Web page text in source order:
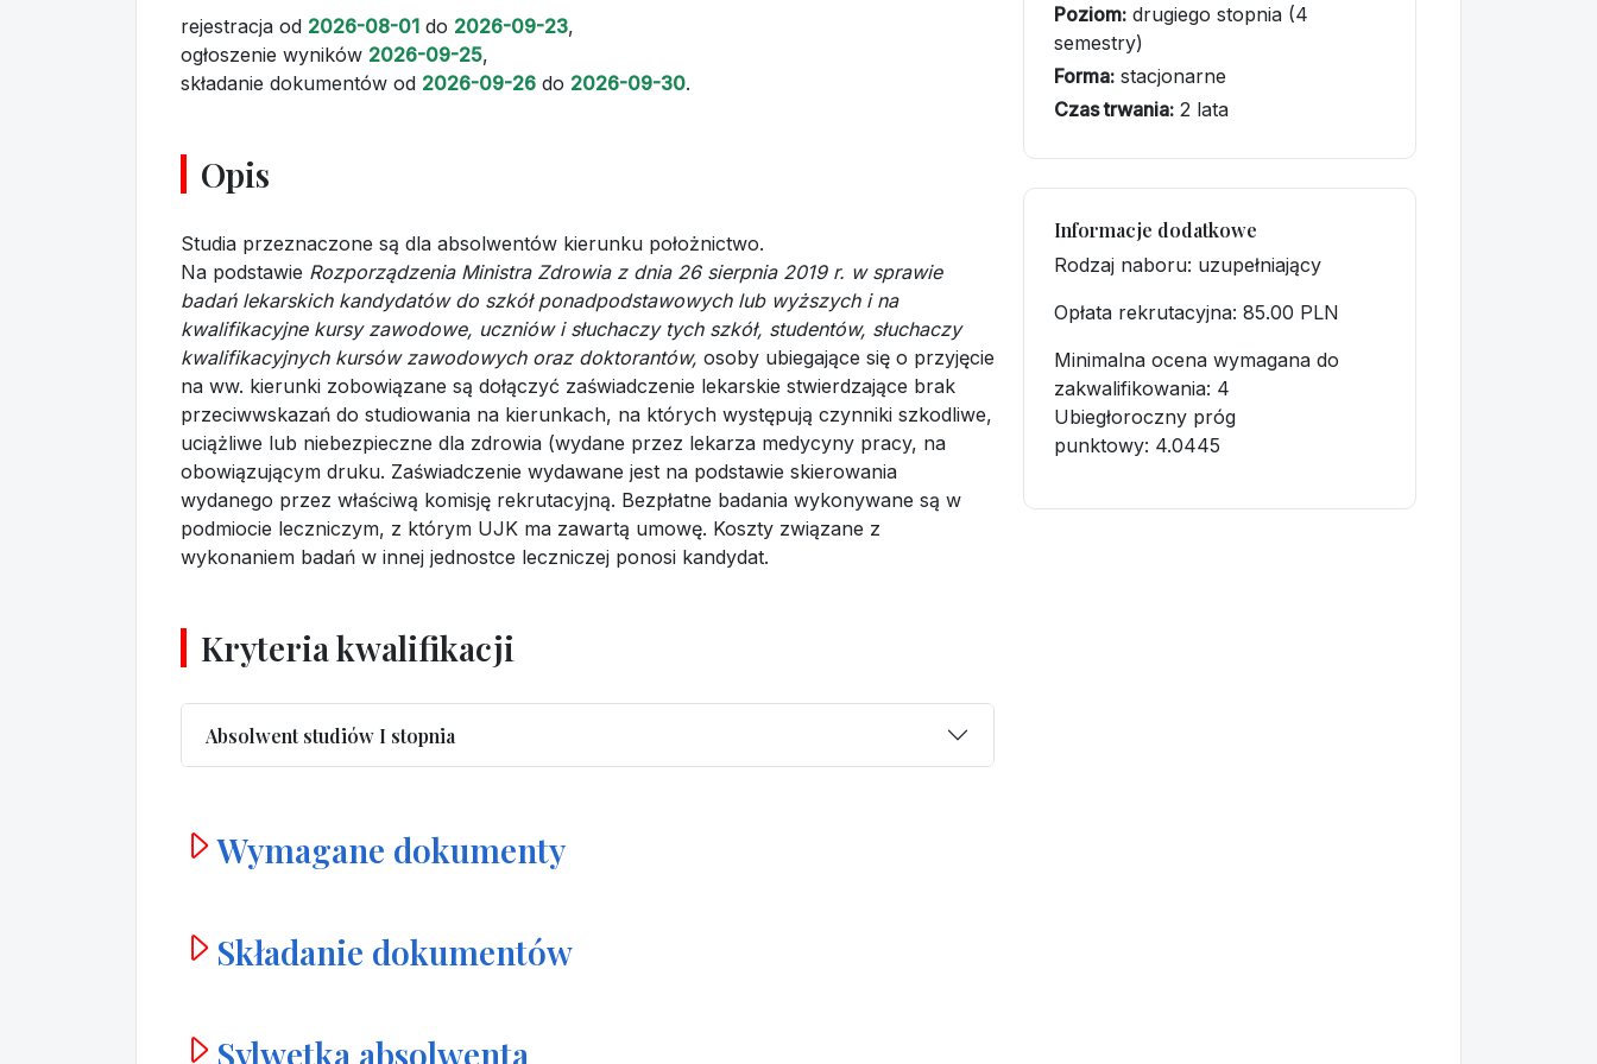
rejestracja od 2026-08-01 do 2026-09-23,
ogłoszenie wyników 2026-09-25,
składanie dokumentów od 2026-09-26 do 2026-09-30.
Opis
Studia przeznaczone są dla absolwentów kierunku położnictwo.
Na podstawie Rozporządzenia Ministra Zdrowia z dnia 26 sierpnia 2019 r. w sprawie
badań lekarskich kandydatów do szkół ponadpodstawowych lub wyższych i na
kwalifikacyjne kursy zawodowe, uczniów i słuchaczy tych szkół, studentów, słuchaczy
kwalifikacyjnych kursów zawodowych oraz doktorantów, osoby ubiegające się o przyjęcie
na ww. kierunki zobowiązane są dołączyć zaświadczenie lekarskie stwierdzające brak
przeciwwskazań do studiowania na kierunkach, na których występują czynniki szkodliwe,
uciążliwe lub niebezpieczne dla zdrowia (wydane przez lekarza medycyny pracy, na
obowiązującym druku. Zaświadczenie wydawane jest na podstawie skierowania
wydanego przez właściwą komisję rekrutacyjną. Bezpłatne badania wykonywane są w
podmiocie leczniczym, z którym UJK ma zawartą umowę. Koszty związane z
wykonaniem badań w innej jednostce leczniczej ponosi kandydat.
Kryteria kwalifikacji
Absolwent studiów I stopnia
Wymagane dokumenty
Składanie dokumentów
Sylwetka absolwenta
Poziom: drugiego stopnia (4
semestry)
Forma: stacjonarne
Czas trwania: 2 lata
Informacje dodatkowe
Rodzaj naboru: uzupełniający
Opłata rekrutacyjna: 85.00 PLN
Minimalna ocena wymagana do
zakwalifikowania: 4
Ubiegłoroczny próg
punktowy: 4.0445